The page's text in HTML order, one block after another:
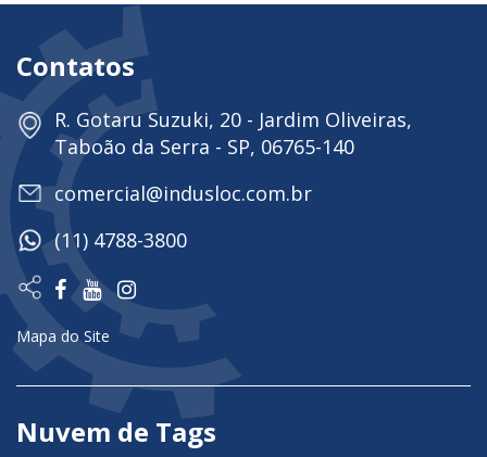
Contatos
R. Gotaru Suzuki, 20 - Jardim Oliveiras,
Taboão da Serra - SP, 06765-140
comercial@indusloc.com.br
(11) 4788-3800
Mapa do Site
Nuvem de Tags